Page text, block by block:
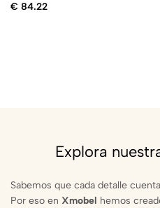
€ 84.22
Explora
Sabemos que cada detalle
Por eso en Xmobel hemos